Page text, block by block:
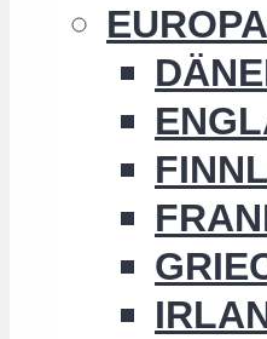
EUROPA